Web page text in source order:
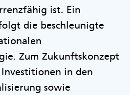
ist. Ein
die beschleunigte
Zum Zukunftskonzept
in den
sowie